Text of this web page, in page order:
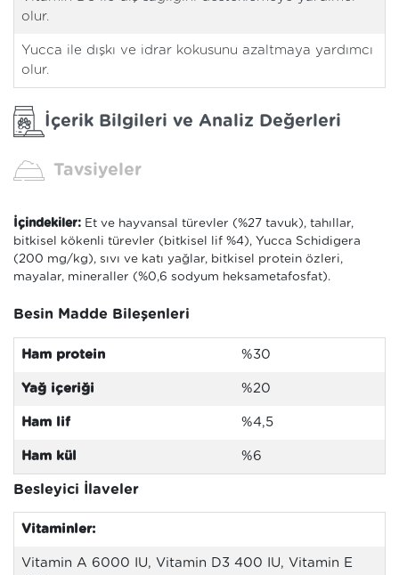
olur.
Yucca ile dışkı ve idrar kokusunu azaltmaya yardımcı
olur.
İçerik Bilgileri ve Analiz Değerleri
Tavsiyeler
İçindekiler: Et ve hayvansal türevler (%27 tavuk), tahıllar,
bitkisel kökenli türevler (bitkisel lif %4), Yucca Schidigera
(200 mg/kg), sıvı ve katı yağlar, bitkisel protein özleri,
mayalar, mineraller (%0,6 sodyum heksametafosfat).
Besin Madde Bileşenleri
Ham protein %30
Yağ içeriği %20
Ham lif %4,5
Ham kül %6
Besleyici İlaveler
Vitaminler:
Vitamin A 6000 IU, Vitamin D3 400 IU, Vitamin E